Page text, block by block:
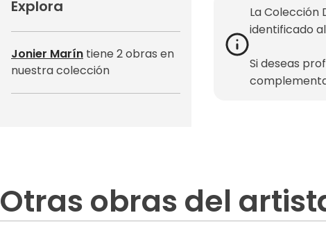
La Colección
identificado
Si deseas
Explora
Jonier Marín tiene 2 obras en
nuestra colección
Otras obras del